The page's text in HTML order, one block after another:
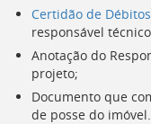
para
o
início
deste
menu
[]
Certidão de Débitos
responsável
Anotação do
projeto;
Documento que
de posse do imóvel.